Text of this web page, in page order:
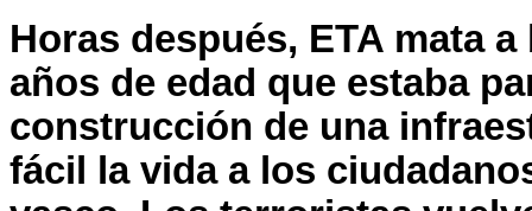
Horas después, ETA mata
años de edad que estaba
construcción de una
fácil la vida a los